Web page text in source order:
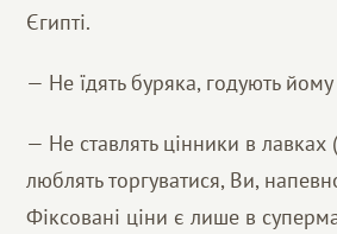
Благотворительность
Єгипті.
— Не їдять буряка, годують йому
— Не ставлять цінники в лавках
люблять торгуватися, Ви,
Фіксовані ціни є лише в